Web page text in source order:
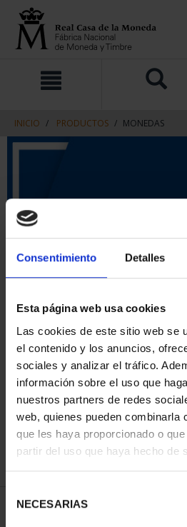
Consentimiento Detalles
Esta página web usa cookies
Las cookies de este sitio web se
el contenido y los anuncios,
sociales y analizar el tráfico.
información sobre el uso que
nuestros partners de redes
web, quienes pueden combinarla
que les haya proporcionado o
partir del uso que haya hecho de
NECESARIAS
contenido
navegacin
INICIO PRODUCTOS MONEDAS
ORDENAR POR:
REFINAR
1 Productos encontrados